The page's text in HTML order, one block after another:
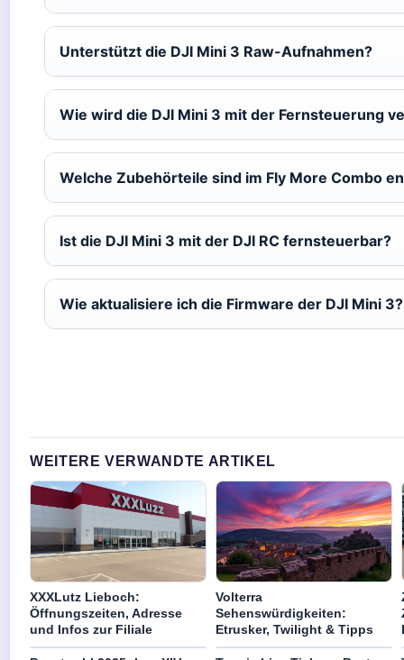
Unterstützt die DJI Mini 3 Raw-Aufnahmen?
Wie wird die DJI Mini 3 mit der Fernsteuerung
Welche Zubehörteile sind im Fly More Combo
Ist die DJI Mini 3 mit der DJI RC fernsteuerbar?
Wie aktualisiere ich die Firmware der DJI Mini 3?
WEITERE VERWANDTE ARTIKEL
XXXLutz Lieboch:
Öffnungszeiten, Adresse
und Infos zur Filiale
Volterra
Sehenswürdigkeiten:
Etrusker, Twilight & Tipps